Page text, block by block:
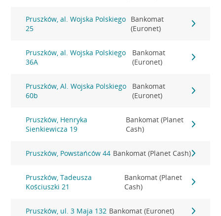
Pruszków, al. Wojska Polskiego
25
Bankomat
(Euronet)
Pruszków, al. Wojska Polskiego
36A
Bankomat
(Euronet)
Pruszków, Al. Wojska Polskiego
60b
Bankomat
(Euronet)
Pruszków, Henryka
Sienkiewicza 19
Bankomat (Planet
Cash)
Pruszków, Powstańców 44 Bankomat (Planet Cash)
Pruszków, Tadeusza
Kościuszki 21
Bankomat (Planet
Cash)
Pruszków, ul. 3 Maja 132 Bankomat (Euronet)